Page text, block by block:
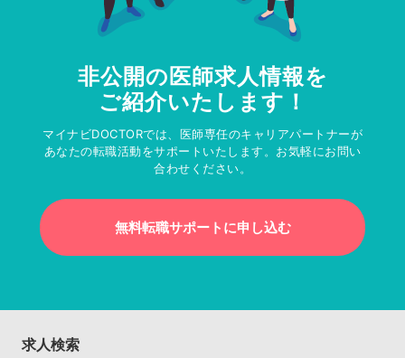
非公開の医師求人情報を
ご紹介いたします！
マイナビDOCTORでは、医師専任のキャリアパートナーが
あなたの転職活動をサポートいたします。お気軽にお問い
合わせください。
無料転職サポートに申し込む
求人検索